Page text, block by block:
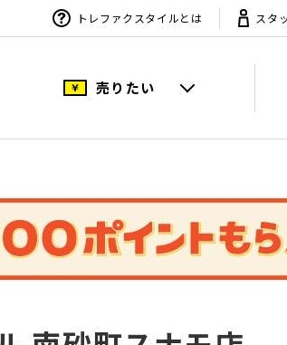
トレファクスタイルとは スタ
売りたい